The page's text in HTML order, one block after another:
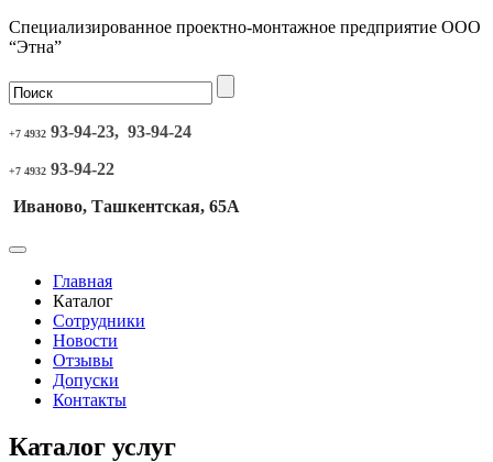
Специализированное проектно-монтажное предприятие ООО
“Этна”
+7 4932 93-94-23, 93-94-24
+7 4932 93-94-22
Иваново, Ташкентская, 65А
Главная
Каталог
Сотрудники
Новости
Отзывы
Допуски
Контакты
Каталог услуг